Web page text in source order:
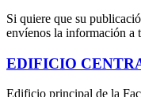
Si quiere que su
envíenos la información a
EDIFICIO
Edificio principal de la